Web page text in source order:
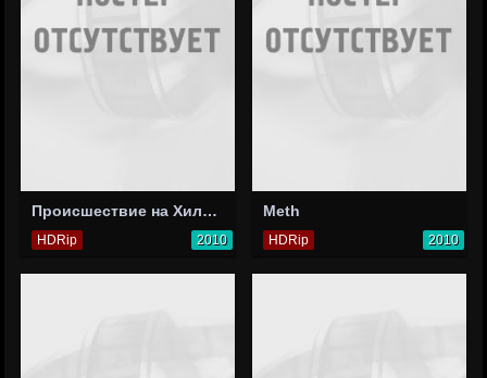
Происшествие на Хилл-роуд
HDRip 2010
Meth
HDRip 2010